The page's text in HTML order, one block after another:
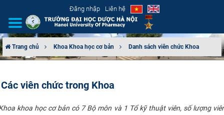
Đăng nhập Liên hệ
CƠ CẤU TỔ CHỨC
Trang chủ Khoa Khoa học cơ bản Danh sách viên chức Khoa
Các viên chức trong Khoa
khoa học cơ bản có 7 Bộ môn và 1 Tổ kỹ thuật viên, số lượng